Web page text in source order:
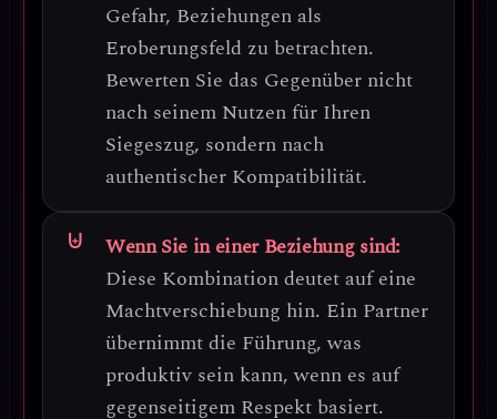
Gefahr, Beziehungen als
Eroberungsfeld zu betrachten.
Bewerten Sie das Gegenüber nicht
nach seinem Nutzen für Ihren
Siegeszug, sondern nach
authentischer Kompatibilität.
Wenn Sie in einer Beziehung sind:
Diese Kombination deutet auf eine
Machtverschiebung hin. Ein Partner
übernimmt die Führung, was
produktiv sein kann, wenn es auf
gegenseitigem Respekt basiert.